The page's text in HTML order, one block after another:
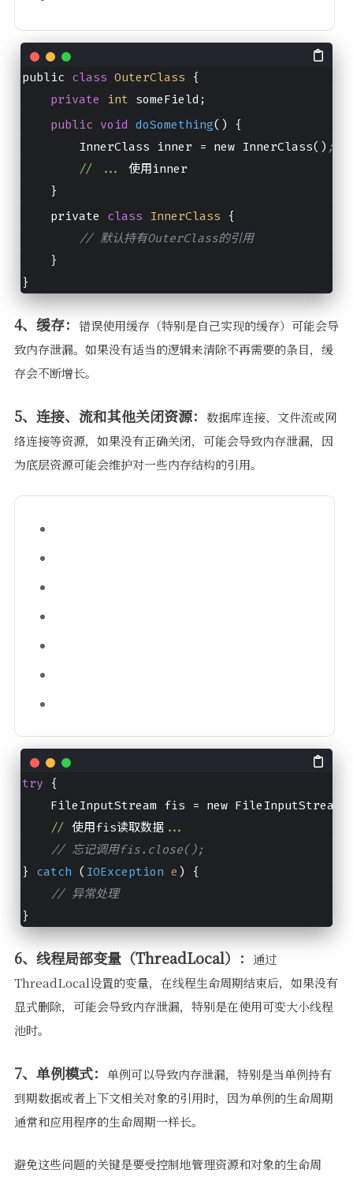
public class OuterClass {
private
int someField;
public void doSomething() {
        InnerClass inner
= new InnerClass() ;
//
...
使用inner
    }
    private
class InnerClass {
// 默认持有OuterClass的引用
    }
}
4、缓存： 错误使用缓存（特别是自己实现的缓存）可能会导
致内存泄漏。如果没有适当的逻辑来清除不再需要的条目，缓
存会不断增长。
5、连接、流和其他关闭资源：
数据库连接、文件流或网
络连接等资源，如果没有正确关闭，可能会导致内存泄漏，因
为底层资源可能会维护对一些内存结构的引用。
try {
    FileInputStream fis
= new FileInputStream(
// 使用fis读取数据...
// 忘记调用fis.close();
} catch ( IOException e ) {
// 异常处理
}
6、线程局部变量（ThreadLocal）：
通过
ThreadLocal设置的变量，在线程生命周期结束后，如果没有
显式删除，可能会导致内存泄漏，特别是在使用可变大小线程
池时。
7、单例模式： 单例可以导致内存泄漏，特别是当单例持有
到期数据或者上下文相关对象的引用时，因为单例的生命周期
通常和应用程序的生命周期一样长。
避免这些问题的关键是要受控制地管理资源和对象的生命周